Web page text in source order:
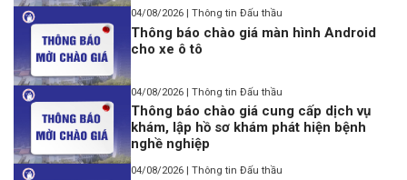
04/08/2026 | Thông tin Đấu thầu
Thông báo chào giá màn hình Android
cho xe ô tô
04/08/2026 | Thông tin Đấu thầu
Thông báo chào giá cung cấp dịch vụ
khám, lập hồ sơ khám phát hiện bệnh
nghề nghiệp
04/08/2026 | Thông tin Đấu thầu